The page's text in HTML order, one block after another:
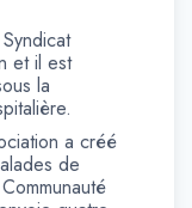
et il est
la
a créé
de